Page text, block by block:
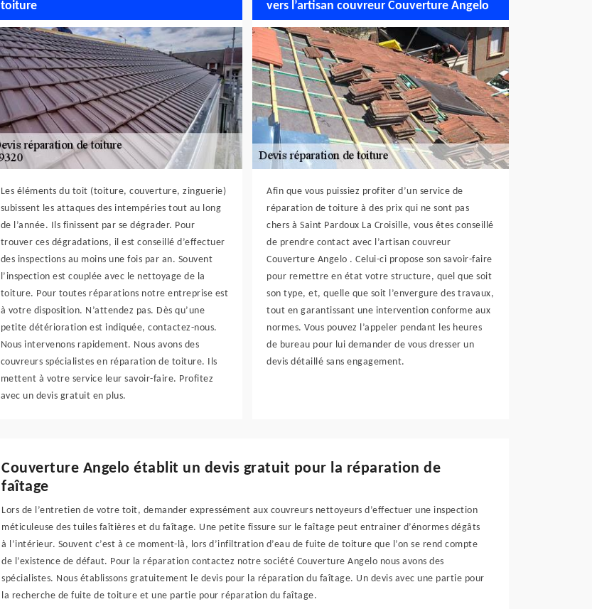
toiture
Les éléments du toit (toiture, couverture, zinguerie)
subissent les attaques des intempéries tout au long
de l’année. Ils finissent par se dégrader. Pour
trouver ces dégradations, il est conseillé d’effectuer
des inspections au moins une fois par an. Souvent
l’inspection est couplée avec le nettoyage de la
toiture. Pour toutes réparations notre entreprise est
à votre disposition. N’attendez pas. Dès qu’une
petite détérioration est indiquée, contactez-nous.
Nous intervenons rapidement. Nous avons des
couvreurs spécialistes en réparation de toiture. Ils
mettent à votre service leur savoir-faire. Profitez
avec un devis gratuit en plus.
vers l’artisan couvreur Couverture Angelo
Afin que vous puissiez profiter d’un service de
réparation de toiture à des prix qui ne sont pas
chers à Saint Pardoux La Croisille, vous êtes conseillé
de prendre contact avec l’artisan couvreur
Couverture Angelo . Celui-ci propose son savoir-faire
pour remettre en état votre structure, quel que soit
son type, et, quelle que soit l’envergure des travaux,
tout en garantissant une intervention conforme aux
normes. Vous pouvez l’appeler pendant les heures
de bureau pour lui demander de vous dresser un
devis détaillé sans engagement.
Couverture Angelo établit un devis gratuit pour la réparation de
faîtage
Lors de l’entretien de votre toit, demander expressément aux couvreurs nettoyeurs d’effectuer une inspection
méticuleuse des tuiles faîtières et du faîtage. Une petite fissure sur le faîtage peut entrainer d’énormes dégâts
à l’intérieur. Souvent c’est à ce moment-là, lors d’infiltration d’eau de fuite de toiture que l’on se rend compte
de l’existence de défaut. Pour la réparation contactez notre société Couverture Angelo nous avons des
spécialistes. Nous établissons gratuitement le devis pour la réparation du faîtage. Un devis avec une partie pour
la recherche de fuite de toiture et une partie pour réparation du faîtage.